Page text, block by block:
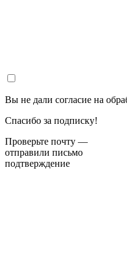
Вы не дали согласие на
Спасибо за подписку!
Проверьте почту —
отправили письмо
подтверждение